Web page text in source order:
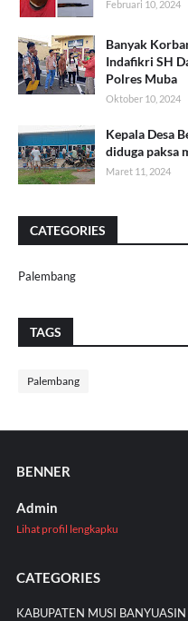
Februari 10, 2024
Banyak
Indafikri SH
Polres Muba
Oktober 10, 2024
Kepala Desa
diduga paksa
Maret 11, 2024
CATEGORIES
Palembang
TAGS
Palembang
BENNER
Admin
Lihat profil lengkapku
CATEGORIES
KABUPATEN MUSI BANYUASIN